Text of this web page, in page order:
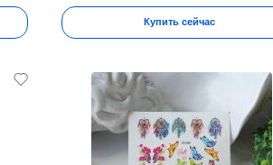
Купить сейчас